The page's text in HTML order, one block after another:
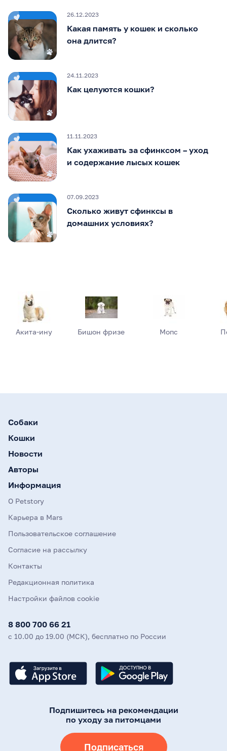
26.12.2023
Какая память у кошек и сколько
она длится?
24.11.2023
Как целуются кошки?
11.11.2023
Как ухаживать за сфинксом – уход
и содержание лысых кошек
07.09.2023
Сколько живут сфинксы в
домашних условиях?
Акита-ину Бишон фризе Мопс
Собаки
Кошки
Новости
Авторы
Информация
О Petstory
Карьера в Mars
Пользовательское соглашение
Согласие на рассылку
Контакты
Редакционная политика
Настройки файлов cookie
8 800 700 66 21
с 10.00 до 19.00 (МСК), бесплатно по России
Подпишитесь на рекомендации
по уходу за питомцами
Подписаться